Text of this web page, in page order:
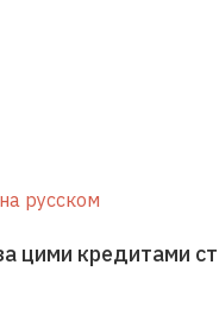
русском
цими кредитами